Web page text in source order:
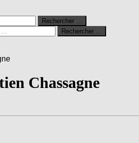
Rechercher …
Rechercher …
Chassagne